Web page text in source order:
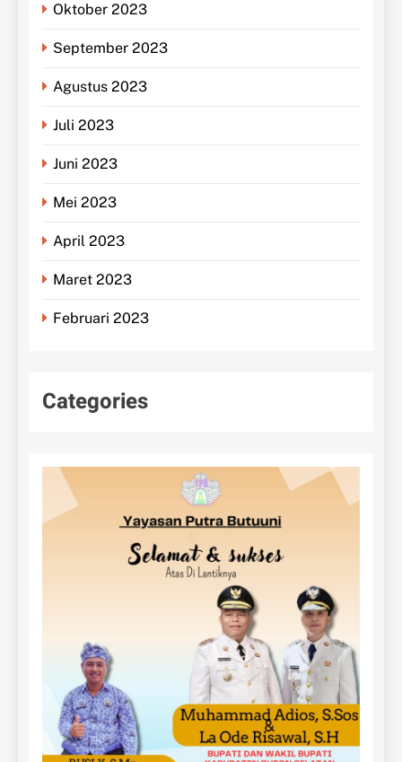
Oktober 2023
September 2023
Agustus 2023
Juli 2023
Juni 2023
Mei 2023
April 2023
Maret 2023
Februari 2023
Categories